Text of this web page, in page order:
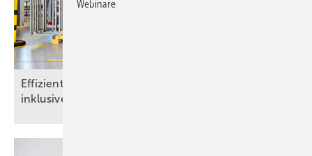
Effizient mit Einblasdämmtechnik – Brandschutz
inklusive
Webinare